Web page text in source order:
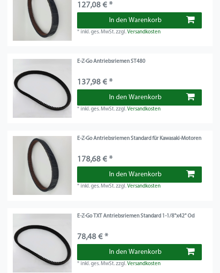
127,08 € *
In den Warenkorb
*inkl. ges. MwSt.zzgl.Versandkosten
E-Z-Go Antriebsriemen ST480
137,98 € *
In den Warenkorb
*inkl. ges. MwSt.zzgl.Versandkosten
E-Z-Go Antriebsriemen Standard für Kawasaki-Motoren
178,68 € *
In den Warenkorb
*inkl. ges. MwSt.zzgl.Versandkosten
E-Z-Go TXT Antriebsriemen Standard 1-1/8"x42" Od
78,48 € *
In den Warenkorb
*inkl. ges. MwSt.zzgl.Versandkosten